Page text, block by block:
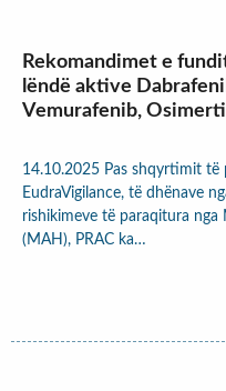
Rekomandimet e
lëndë aktive
Vemurafenib,
14.10.2025 Pas shqyrtimit të
EudraVigilance, të dhënave
rishikimeve të paraqitura
(MAH), PRAC ka…